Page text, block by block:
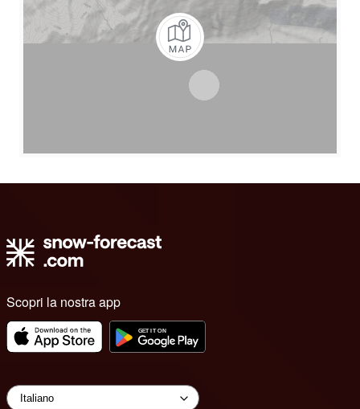
Scopri la nostra app